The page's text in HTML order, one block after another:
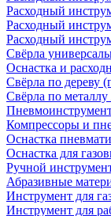
Расходный
Расходный
Расходный
Свёрла
Оснастка и
Свёрла по дереву
Свёрла по
Компрессоры и
Оснастка
Оснастка для
Ручной
Абразивные
Инструмент для
Инструмент для